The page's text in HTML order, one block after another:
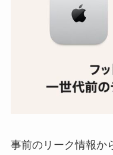
事前のリーク情報か